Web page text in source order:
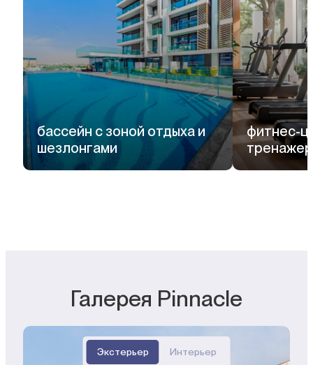
бассейн с зоной отдыха и
шезлонгами
фитнес-
Галерея Pinnacle
Экстерьер Интерьер